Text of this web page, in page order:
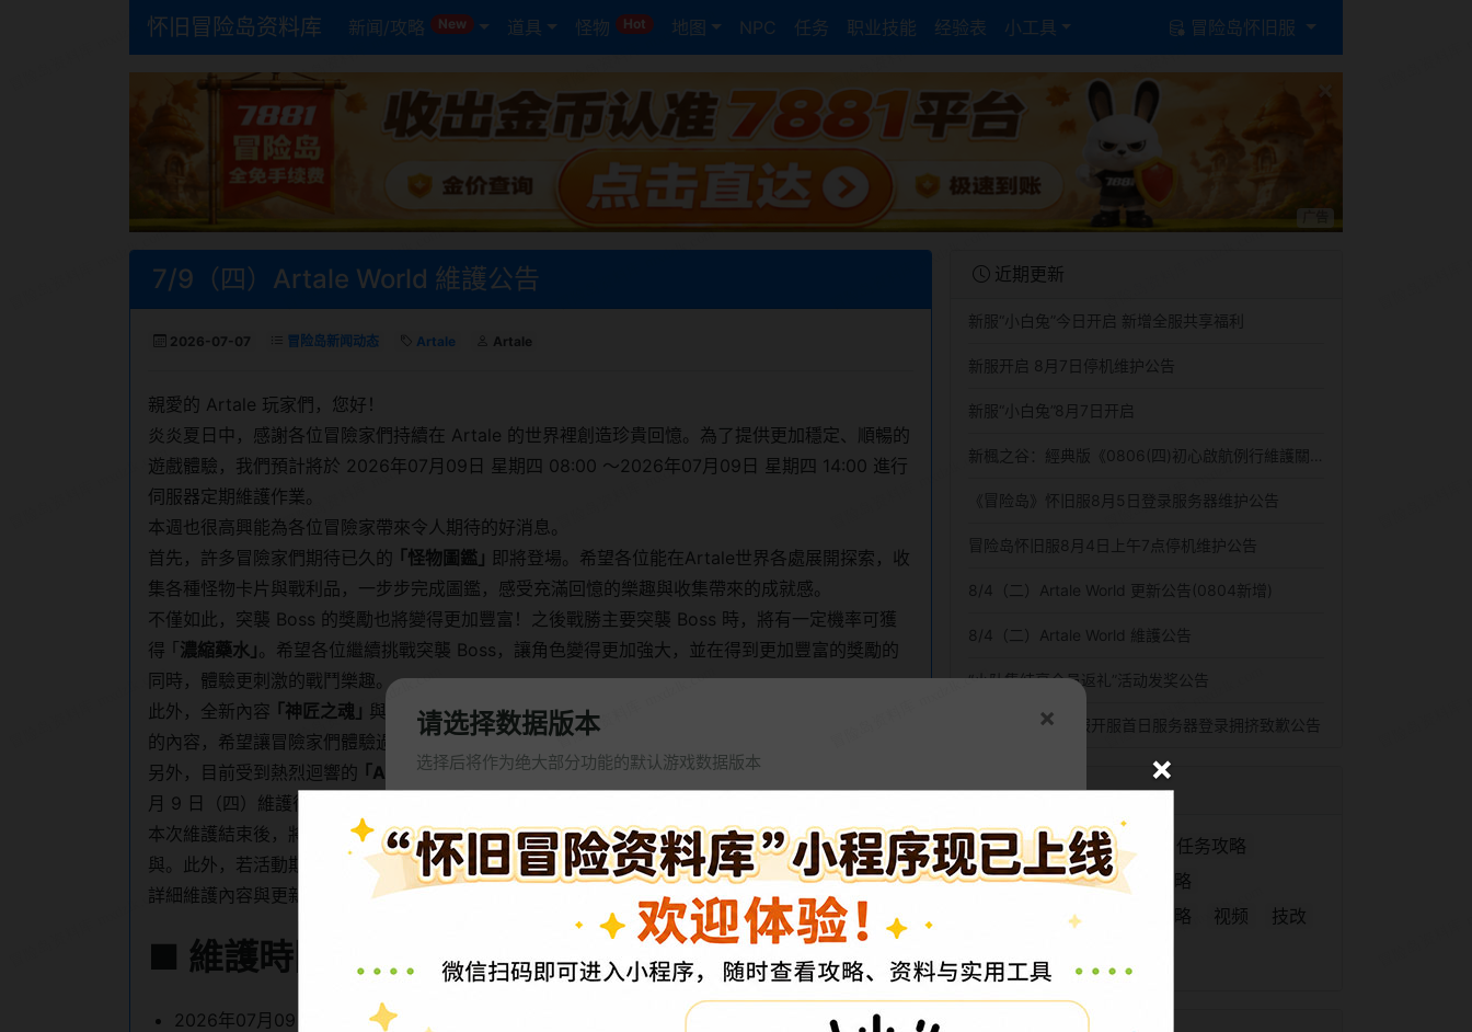
怀旧冒险岛资料库 新闻/攻略 New 道具 怪物 Hot 地图 NPC 任务 职业技能 经验表 小工具 冒险岛怀旧服
请选择数据版本
选择后将作为绝大部分功能的默认游戏数据版本
×
国服冒险岛
冒险岛怀旧服 New
8月3日开服 国服怀旧版
冒险岛CMS079
经典 079 怀旧版本
7/9（四）Artale World 維護公告
2026-07-07 冒险岛新闻动态 Artale Artale
親愛的 Artale 玩家們，您好！
炎炎夏日中，感謝各位冒險家們持續在 Artale 的世界裡創造珍貴回憶。為了提供更加穩定、順暢的
遊戲體驗，我們預計將於 2026年07月09日 星期四 08:00 ～2026年07月09日 星期四 14:00 進行
伺服器定期維護作業。
本週也很高興能為各位冒險家帶來令人期待的好消息。
首先，許多冒險家們期待已久的 ｢怪物圖鑑｣ 即將登場。希望各位能在Artale世界各處展開探索，收
集各種怪物卡片與戰利品，一步步完成圖鑑，感受充滿回憶的樂趣與收集帶來的成就感。
不僅如此，突襲 Boss 的獎勵也將變得更加豐富！之後戰勝主要突襲 Boss 時，將有一定機率可獲
得 ｢濃縮藥水｣。希望各位繼續挑戰突襲 Boss，讓角色變得更加強大，並在得到更加豐富的獎勵的
同時，體驗更刺激的戰鬥樂趣。
此外，全新內容 ｢神匠之魂｣ 與 ｢武陵道場｣也將依序與各位冒險家見面。我們將持續準備更多樣化
的內容，希望讓冒險家們體驗過去在 Artale 中未曾感受過的全新樂趣，敬請期待！
另外，目前受到熱烈迴響的 ｢Artale 陪你過端午｣活動，以及 ｢Artale × 創世之楓｣
月 9 日（四）維護後結束。
本次維護結束後，將無法再參與上述活動。若還有尚未體驗的活動，請於維護前把握時間盡情參
與。此外，若活動期間獲得的獎勵尚未領取，也請於維護前完成領取。
詳細維護內容與更新事項，請參考以下公告說明。
■ 維護時間
2026年07月09日 星期四 08:00 ～2026年07月09日 星期四 14:00
近期更新
新服“小白兔”今日开启 新增全服共享福利
新服开启 8月7日停机维护公告
新服“小白兔”8月7日开启
《冒险岛》怀旧服8月5日登录服务器维护公告
冒险岛怀旧服8月4日上午7点停机维护公告
8/4（二）Artale World 更新公告(0804新增)
8/4（二）Artale World 維護公告
“小队集结享全员返礼”活动发奖公告
《冒险岛》怀旧服开服首日服务器登录拥挤致歉公告
热门频道
Artale 冒险岛怀旧服
任务攻略
冒险岛经典世界
游戏攻略
新枫之谷经典版
副本攻略 视频
技改
×